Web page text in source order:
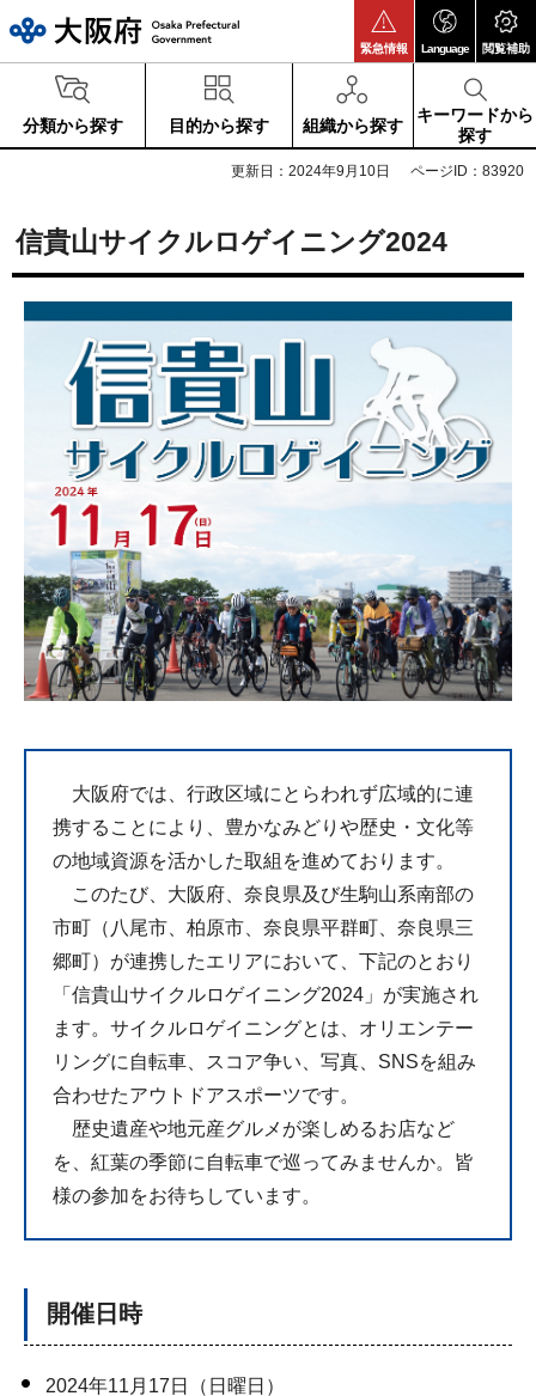
緊急情報 Language 閲覧補助
分類から探す 目的から探す 組織から探す
キーワードから
探す
更新日：2024年9月10日 ページID：83920
信貴山サイクルロゲイニング2024
大阪府では、行政区域にとらわれず広域的に連
携することにより、豊かなみどりや歴史・文化等
の地域資源を活かした取組を進めております。
このたび、大阪府、奈良県及び生駒山系南部の
市町（八尾市、柏原市、奈良県平群町、奈良県三
郷町）が連携したエリアにおいて、下記のとおり
「信貴山サイクルロゲイニング2024」が実施され
ます。サイクルロゲイニングとは、オリエンテー
リングに自転車、スコア争い、写真、SNSを組み
合わせたアウトドアスポーツです。
歴史遺産や地元産グルメが楽しめるお店など
を、紅葉の季節に自転車で巡ってみませんか。皆
様の参加をお待ちしています。
開催日時
2024年11月17日（日曜日）